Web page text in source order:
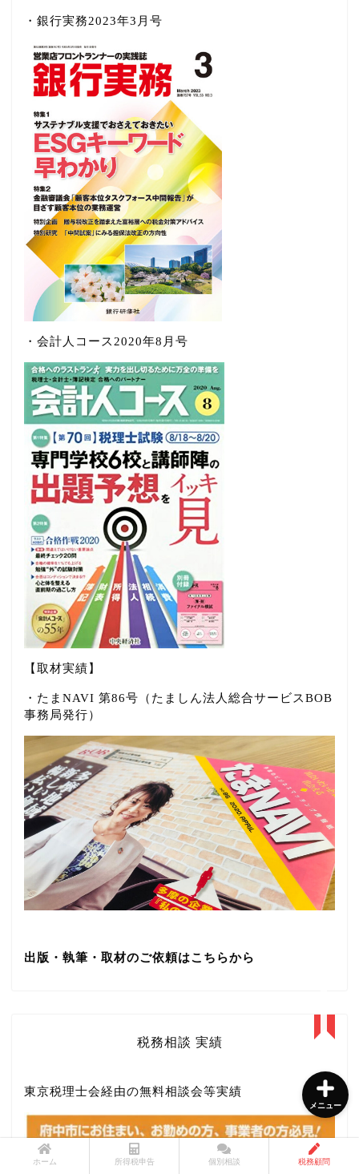
・銀行実務2023年3月号
・会計人コース2020年8月号
【取材実績】
・たまNAVI 第86号（たましん法人総合サービスBOB
事務局発行）
出版・執筆・取材のご依頼はこちらから
税務相談 実績
東京税理士会経由の無料相談会等実績
ホーム 所得税申告 個別相談 税務顧問
メニュー
所得税申告書作成サービス